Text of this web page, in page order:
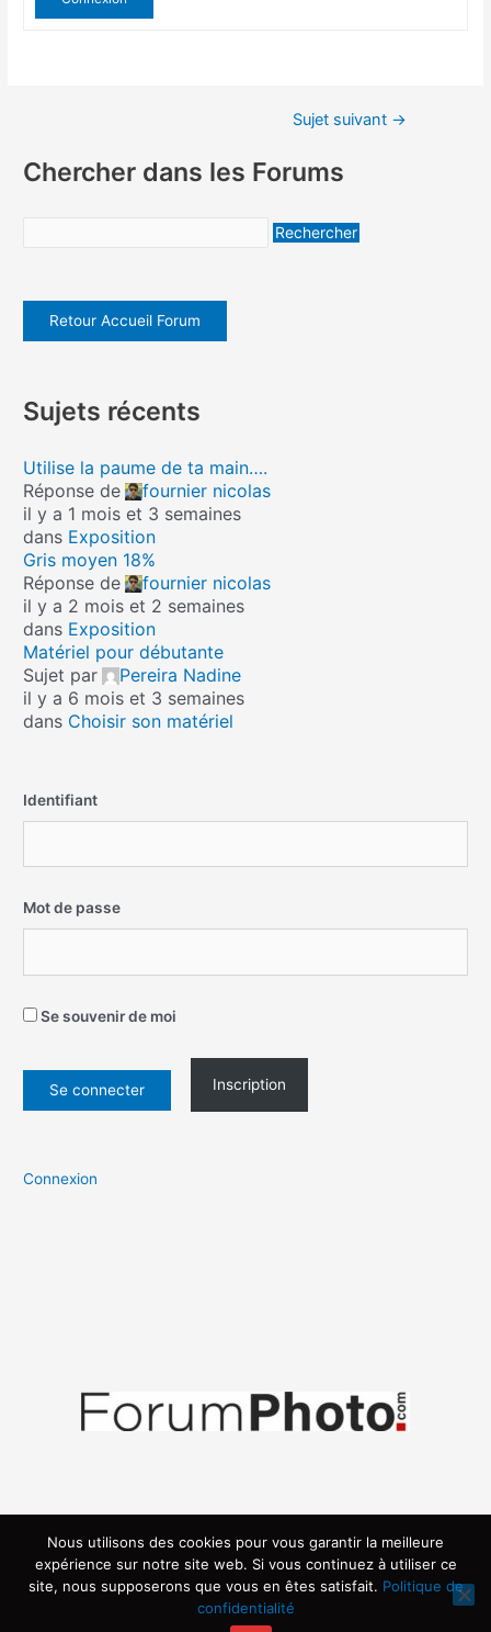
Sujet suivant →
Chercher dans les Forums
Retour Accueil Forum
Sujets récents
Utilise la paume de ta main….
Réponse de
fournier nicolas
il y a 1 mois et 3 semaines
dans Exposition
Gris moyen 18%
Réponse de
fournier nicolas
il y a 2 mois et 2 semaines
dans Exposition
Matériel pour débutante
Sujet par
Pereira Nadine
il y a 6 mois et 3 semaines
dans Choisir son matériel
Identifiant
Mot de passe
Se souvenir de moi
Inscription
Connexion
Nous utilisons des cookies pour vous garantir la meilleure
expérience sur notre site web. Si vous continuez à utiliser ce
site, nous supposerons que vous en êtes satisfait. Politique de
confidentialité